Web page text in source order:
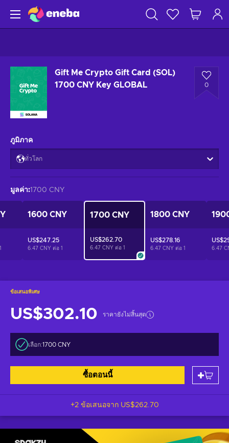
Gift Me Crypto Gift Card (SOL)
1700 CNY Key GLOBAL
0
ข้อเสนอพิเศษ
US$302.10 ราคายังไม่สิ้นสุด
เลือก:1700 CNY
ซื้อตอนนี้
+2 ข้อเสนอจาก US$262.70
ภูมิภาค
ทั่วโลก
มูลค่า:1700 CNY
1
1600 CNY
US$247.25
6.47 CNY ต่อ 1
1700 CNY
US$262.70
6.47 CNY ต่อ 1
1800 CNY
US$278.16
6.47 CNY ต่อ 1 6.47